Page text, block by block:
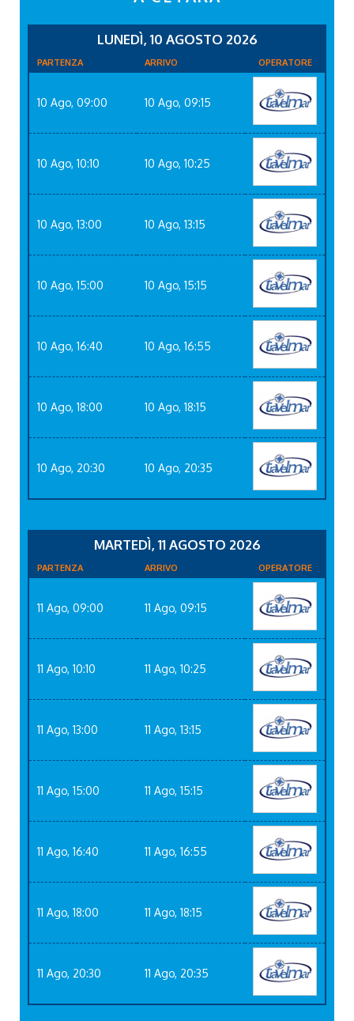
LUNEDÌ, 10 AGOSTO 2026
PARTENZA ARRIVO OPERATORE
10 Ago, 09:00 10 Ago, 09:15
10 Ago, 10:10 10 Ago, 10:25
10 Ago, 13:00 10 Ago, 13:15
10 Ago, 15:00 10 Ago, 15:15
10 Ago, 16:40 10 Ago, 16:55
10 Ago, 18:00 10 Ago, 18:15
10 Ago, 20:30 10 Ago, 20:35
MARTEDÌ, 11 AGOSTO 2026
PARTENZA ARRIVO OPERATORE
11 Ago, 09:00 11 Ago, 09:15
11 Ago, 10:10 11 Ago, 10:25
11 Ago, 13:00 11 Ago, 13:15
11 Ago, 15:00 11 Ago, 15:15
11 Ago, 16:40 11 Ago, 16:55
11 Ago, 18:00 11 Ago, 18:15
11 Ago, 20:30 11 Ago, 20:35